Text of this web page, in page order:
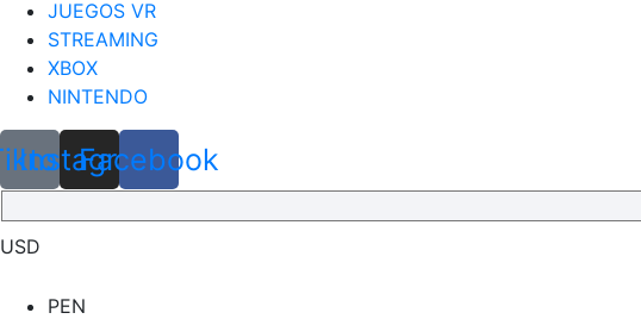
JUEGOS VR
STREAMING
XBOX
NINTENDO
Instagram
Facebook
USD
PEN